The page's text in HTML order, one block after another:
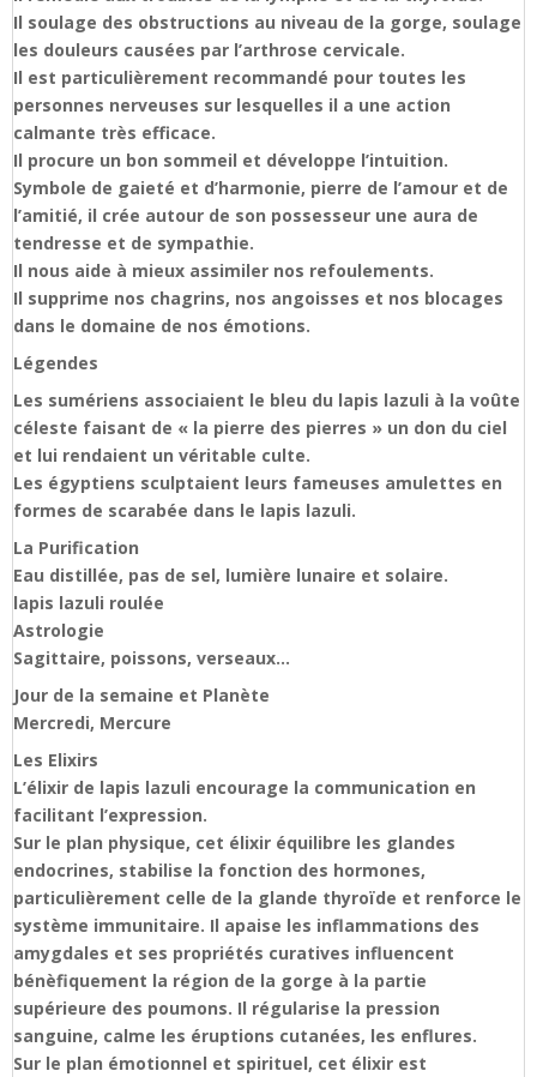
Il soulage des obstructions au niveau de la gorge, soulage
les douleurs causées par l’arthrose cervicale.
Il est particulièrement recommandé pour toutes les
personnes nerveuses sur lesquelles il a une action
calmante très efficace.
Il procure un bon sommeil et développe l’intuition.
Symbole de gaieté et d’harmonie, pierre de l’amour et de
l’amitié, il crée autour de son possesseur une aura de
tendresse et de sympathie.
Il nous aide à mieux assimiler nos refoulements.
Il supprime nos chagrins, nos angoisses et nos blocages
dans le domaine de nos émotions.
Légendes
Les sumériens associaient le bleu du lapis lazuli à la voûte
céleste faisant de « la pierre des pierres » un don du ciel
et lui rendaient un véritable culte.
Les égyptiens sculptaient leurs fameuses amulettes en
formes de scarabée dans le lapis lazuli.
La Purification
Eau distillée, pas de sel, lumière lunaire et solaire.
lapis lazuli roulée
Astrologie
Sagittaire, poissons, verseaux…
Jour de la semaine et Planète
Mercredi, Mercure
Les Elixirs
L’élixir de lapis lazuli encourage la communication en
facilitant l’expression.
Sur le plan physique, cet élixir équilibre les glandes
endocrines, stabilise la fonction des hormones,
particulièrement celle de la glande thyroïde et renforce le
système immunitaire. Il apaise les inflammations des
amygdales et ses propriétés curatives influencent
bénèfiquement la région de la gorge à la partie
supérieure des poumons. Il régularise la pression
sanguine, calme les éruptions cutanées, les enflures.
Sur le plan émotionnel et spirituel, cet élixir est